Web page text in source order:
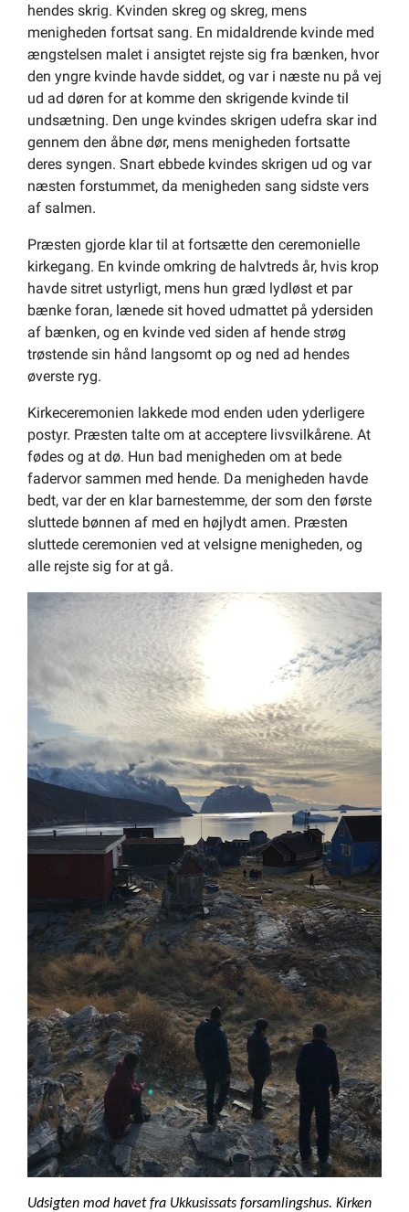
hendes skrig. Kvinden skreg og skreg, mens
menigheden fortsat sang. En midaldrende kvinde med
ængstelsen malet i ansigtet rejste sig fra bænken, hvor
den yngre kvinde havde siddet, og var i næste nu på vej
ud ad døren for at komme den skrigende kvinde til
undsætning. Den unge kvindes skrigen udefra skar ind
gennem den åbne dør, mens menigheden fortsatte
deres syngen. Snart ebbede kvindes skrigen ud og var
næsten forstummet, da menigheden sang sidste vers
af salmen.
Præsten gjorde klar til at fortsætte den ceremonielle
kirkegang. En kvinde omkring de halvtreds år, hvis krop
havde sitret ustyrligt, mens hun græd lydløst et par
bænke foran, lænede sit hoved udmattet på ydersiden
af bænken, og en kvinde ved siden af hende strøg
trøstende sin hånd langsomt op og ned ad hendes
øverste ryg.
Kirkeceremonien lakkede mod enden uden yderligere
postyr. Præsten talte om at acceptere livsvilkårene. At
fødes og at dø. Hun bad menigheden om at bede
fadervor sammen med hende. Da menigheden havde
bedt, var der en klar barnestemme, der som den første
sluttede bønnen af med en højlydt amen. Præsten
sluttede ceremonien ved at velsigne menigheden, og
alle rejste sig for at gå.
Udsigten mod havet fra Ukkusissats forsamlingshus. Kirken